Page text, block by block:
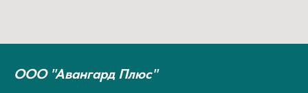
ООО "Авангард Плюс"